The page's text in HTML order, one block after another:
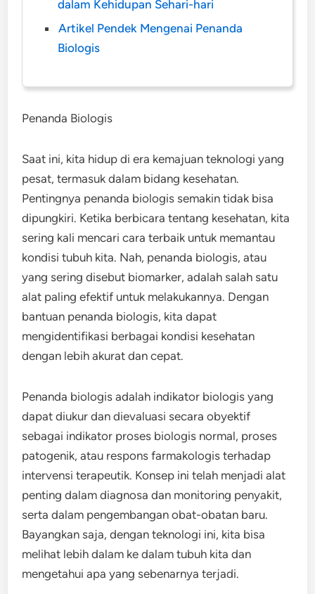
dalam Kehidupan Sehari-hari
Artikel Pendek Mengenai Penanda
Biologis
Penanda Biologis
Saat ini, kita hidup di era kemajuan teknologi yang
pesat, termasuk dalam bidang kesehatan.
Pentingnya penanda biologis semakin tidak bisa
dipungkiri. Ketika berbicara tentang kesehatan, kita
sering kali mencari cara terbaik untuk memantau
kondisi tubuh kita. Nah, penanda biologis, atau
yang sering disebut biomarker, adalah salah satu
alat paling efektif untuk melakukannya. Dengan
bantuan penanda biologis, kita dapat
mengidentifikasi berbagai kondisi kesehatan
dengan lebih akurat dan cepat.
Penanda biologis adalah indikator biologis yang
dapat diukur dan dievaluasi secara obyektif
sebagai indikator proses biologis normal, proses
patogenik, atau respons farmakologis terhadap
intervensi terapeutik. Konsep ini telah menjadi alat
penting dalam diagnosa dan monitoring penyakit,
serta dalam pengembangan obat-obatan baru.
Bayangkan saja, dengan teknologi ini, kita bisa
melihat lebih dalam ke dalam tubuh kita dan
mengetahui apa yang sebenarnya terjadi.